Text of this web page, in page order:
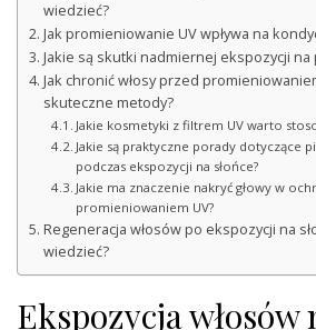
wiedzieć?
Jak promieniowanie UV wpływa na
Jakie są skutki nadmiernej ekspozycji
Jak chronić włosy przed
skuteczne metody?
Jakie kosmetyki z filtrem UV warto
Jakie są praktyczne porady dotyczące
podczas ekspozycji na słońce?
Jakie ma znaczenie nakryć głowy w
promieniowaniem UV?
Regeneracja włosów po ekspozycji na
wiedzieć?
Ekspozycja włosów